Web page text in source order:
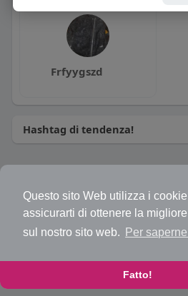
Questo sito Web utilizza i
assicurarti di ottenere la
sul nostro sito web.
Per
Fatto!
Frfyygszd
Hashtag di tendenza!
© 2026 Bakeca
Home
Cos'è BakecaSocial
Eventi
Contattaci Privacy
Richiedi rimborso